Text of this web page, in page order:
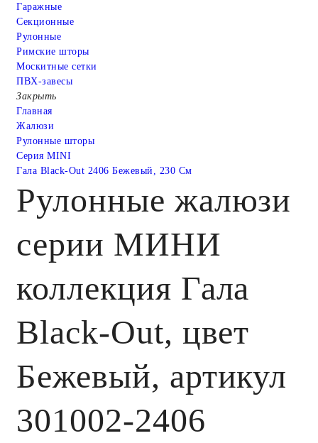
Гаражные
Cекционные
Рулонные
Римские шторы
Москитные сетки
ПВХ-завесы
Закрыть
Главная
Жалюзи
Рулонные шторы
Серия MINI
Гала Black-Out 2406 Бежевый, 230 См
Рулонные жалюзи
серии МИНИ
коллекция Гала
Black-Out, цвет
Бежевый, артикул
301002-2406